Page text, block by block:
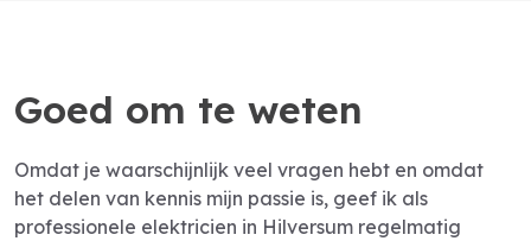
Goed om te weten
Omdat je waarschijnlijk veel vragen hebt en omdat
het delen van kennis mijn passie is, geef ik als
professionele elektricien in Hilversum regelmatig